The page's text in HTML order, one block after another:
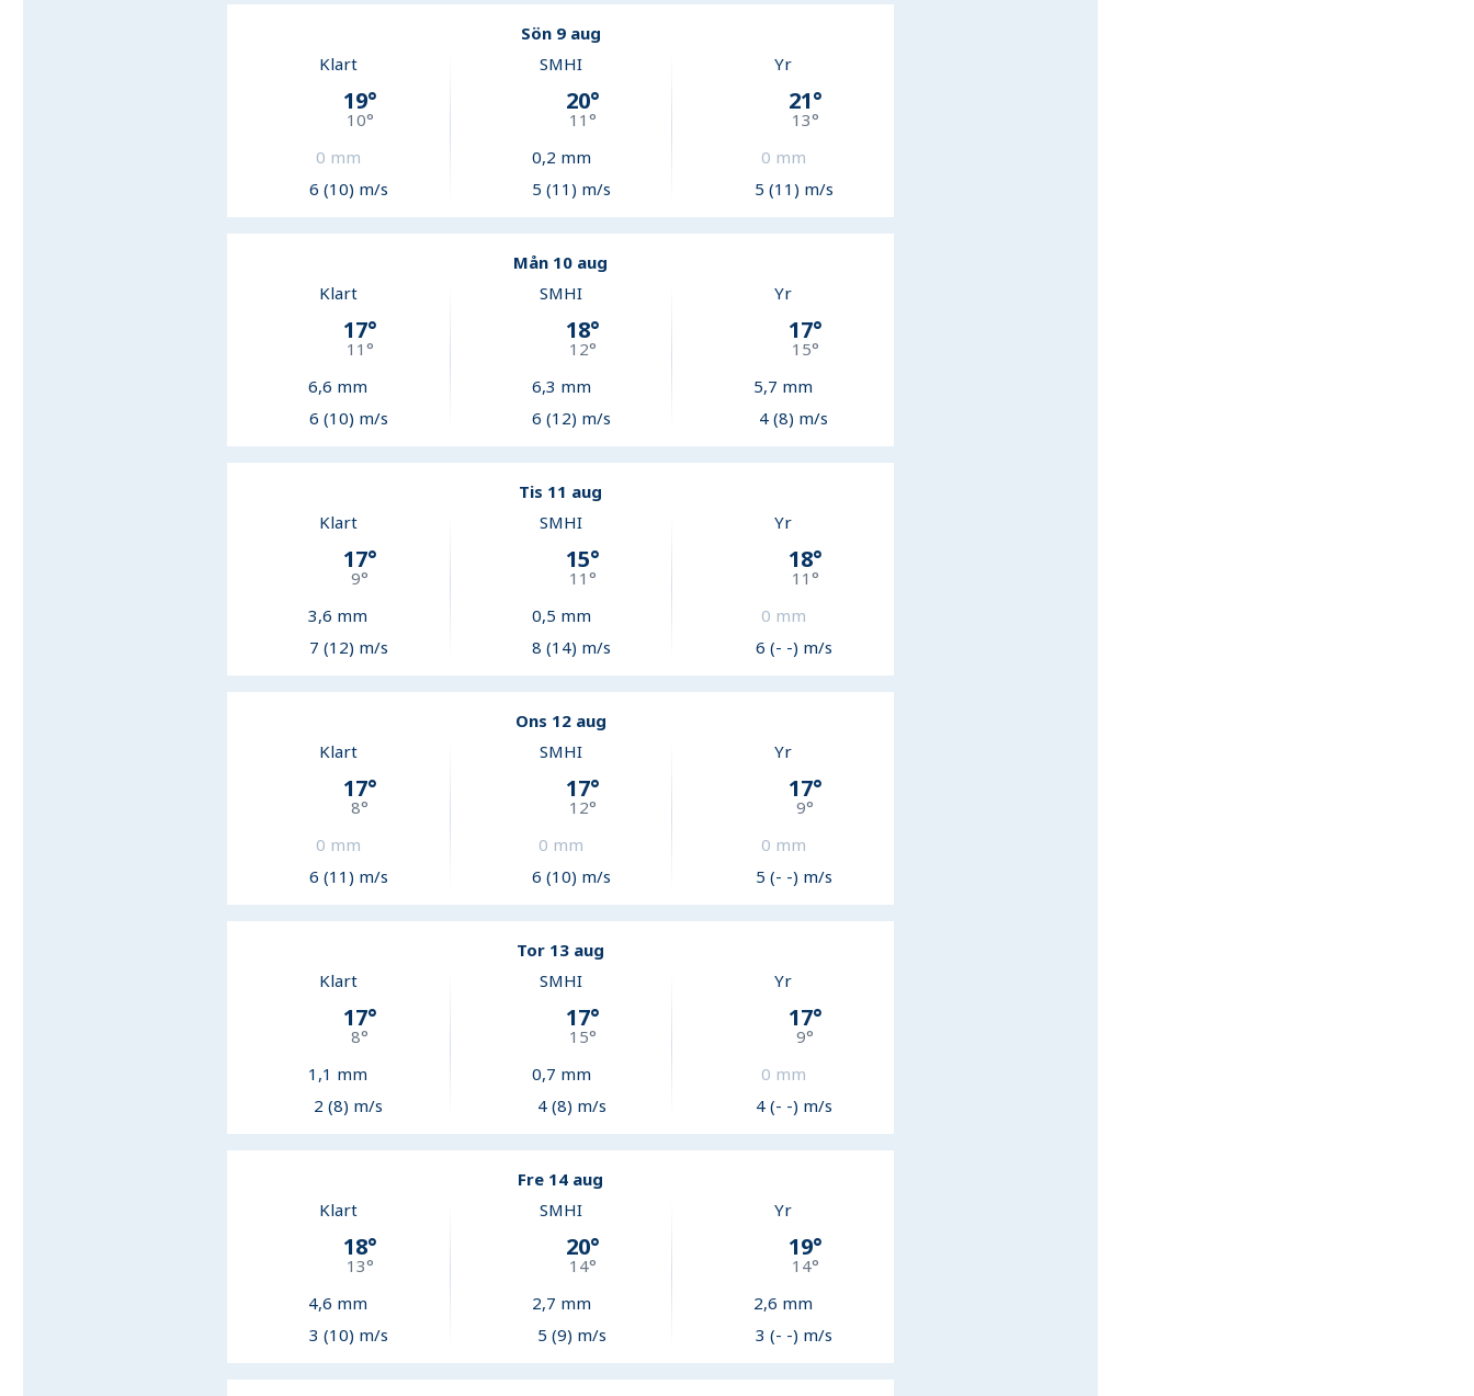
Sön 9 aug
Klart
19°
10°
0 mm
6 (10) m/s
SMHI
20°
11 °
0,2 mm
5 (11) m/s
Yr
21°
13°
0 mm
5 (11) m/s
Mån 10 aug
Klart
17°
11 °
6,6 mm
6 (10) m/s
SMHI
18°
12°
6,3 mm
6 (12) m/s
Yr
17°
15°
5,7 mm
4 (8) m/s
Tis 11 aug
Klart
17°
9°
3,6 mm
7 (12) m/s
SMHI
15°
11 °
0,5 mm
8 (14) m/s
Yr
18°
11 °
0 mm
6 (- -) m/s
Ons 12 aug
Klart
17°
8°
0 mm
6 (11) m/s
SMHI
17°
12°
0 mm
6 (10) m/s
Yr
17°
9°
0 mm
5 (- -) m/s
Tor 13 aug
Klart
17°
8°
1,1 mm
2 (8) m/s
SMHI
17°
15°
0,7 mm
4 (8) m/s
Yr
17°
9°
0 mm
4 (- -) m/s
Fre 14 aug
Klart
18°
13°
4,6 mm
3 (10) m/s
SMHI
20°
14°
2,7 mm
5 (9) m/s
Yr
19°
14°
2,6 mm
3 (- -) m/s